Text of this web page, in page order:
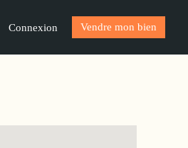
Connexion Vendre mon bien